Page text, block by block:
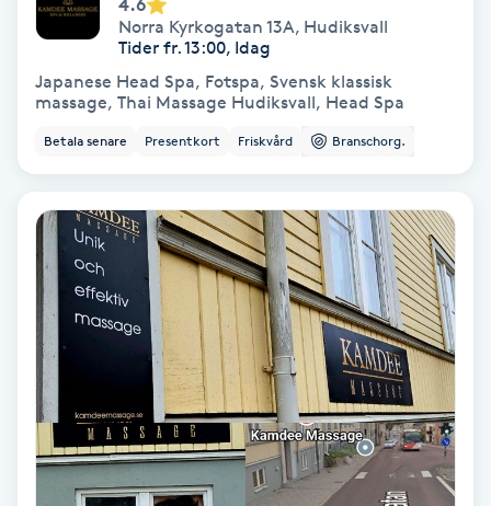
Laserbehandling
Lashlift Keratin
LED-ljusterapi
LPG
LPG-behandling
LPG-massage
Luggklippning
Norra Kyrkogatan 13A, Hudiksvall
Tider fr. 13:00, Idag
Japanese Head Spa, Fotspa, Svensk klassisk
massage, Thai Massage Hudiksvall, Head Spa
Betala senare Presentkort Friskvård Branschorg.